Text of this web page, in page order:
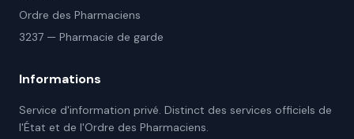
Ordre des Pharmaciens
3237 — Pharmacie de garde
Informations
Service d'information privé. Distinct des services officiels de
l'État et de l'Ordre des Pharmaciens.